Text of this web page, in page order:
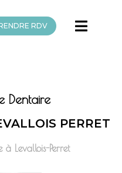
RDV
Dentaire
PERRET
à Levallois-Perret